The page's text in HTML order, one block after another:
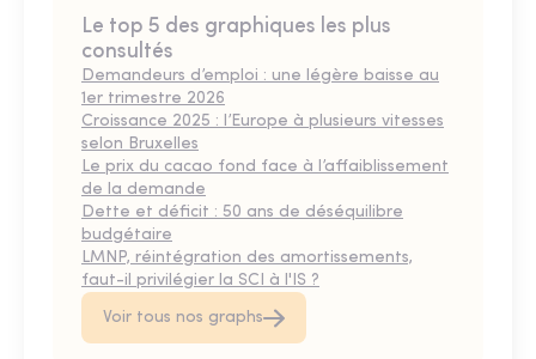
Le top 5 des graphiques les plus
consultés
Demandeurs d’emploi : une légère baisse au
1er trimestre 2026
Croissance 2025 : l’Europe à plusieurs vitesses
selon Bruxelles
Le prix du cacao fond face à l’affaiblissement
de la demande
Dette et déficit : 50 ans de déséquilibre
budgétaire
LMNP, réintégration des amortissements,
faut-il privilégier la SCI à l'IS ?
Voir tous nos graphs